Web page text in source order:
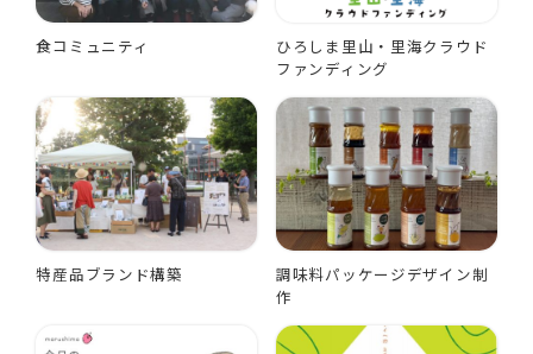
食コミュニティ
ひろしま里山・里海クラウド
ファンディング
特産品ブランド構築
調味料パッケージデザイン制
作